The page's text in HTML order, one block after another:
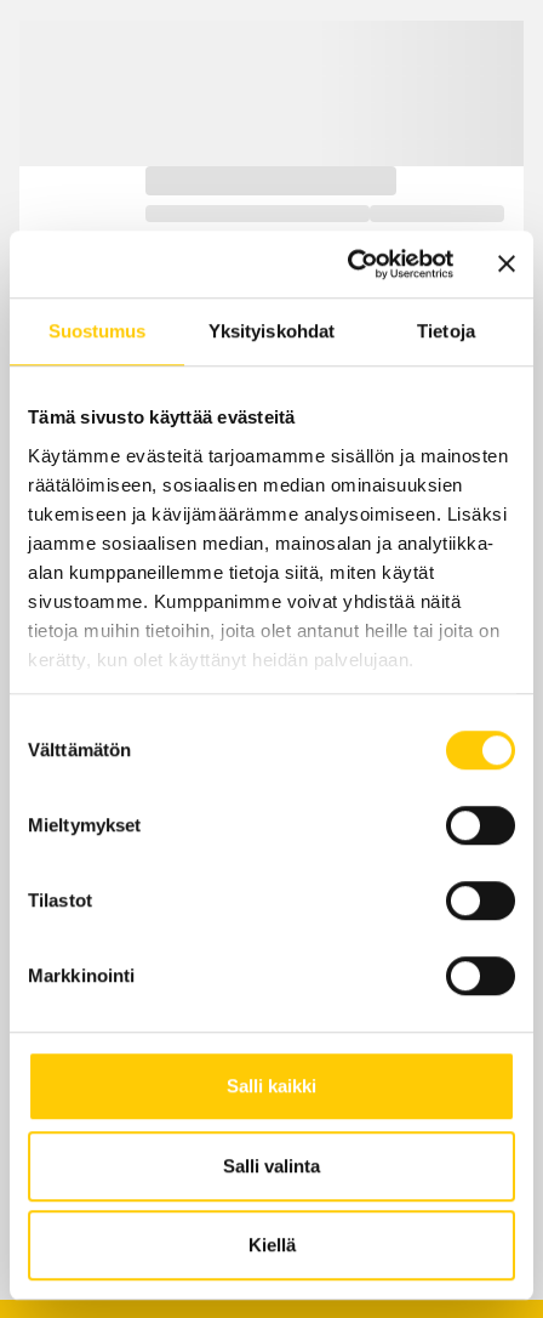
Suostumus Yksityiskohdat Tietoja
Tämä sivusto käyttää evästeitä
Käytämme evästeitä tarjoamamme sisällön ja mainosten
räätälöimiseen, sosiaalisen median ominaisuuksien
tukemiseen ja kävijämäärämme analysoimiseen. Lisäksi
jaamme sosiaalisen median, mainosalan ja analytiikka-
alan kumppaneillemme tietoja siitä, miten käytät
sivustoamme. Kumppanimme voivat yhdistää näitä
tietoja muihin tietoihin, joita olet antanut heille tai joita on
kerätty, kun olet käyttänyt heidän palvelujaan.
valinta
Välttämätön
Mieltymykset
Tilastot
Markkinointi
Salli kaikki
Salli valinta
Kiellä